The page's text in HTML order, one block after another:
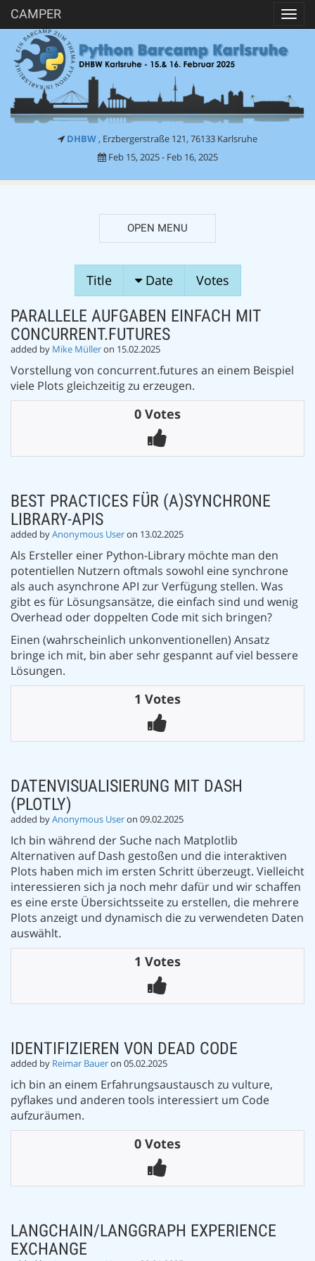
CAMPER
DHBW , Erzbergerstraße 121, 76133 Karlsruhe
Feb 15, 2025 - Feb 16, 2025
OPEN MENU
Title Date Votes
PARALLELE AUFGABEN EINFACH MIT
CONCURRENT.FUTURES
added by Mike Mülleron 15.02.2025
Vorstellung von concurrent.futures an einem Beispiel
viele Plots gleichzeitig zu erzeugen.
0 Votes
BEST PRACTICES FÜR (A)SYNCHRONE
LIBRARY-APIS
added byAnonymous Useron 13.02.2025
Als Ersteller einer Python-Library möchte man den
potentiellen Nutzern oftmals sowohl eine synchrone
als auch asynchrone API zur Verfügung stellen. Was
gibt es für Lösungsansätze, die einfach sind und wenig
Overhead oder doppelten Code mit sich bringen?
Einen (wahrscheinlich unkonventionellen) Ansatz
bringe ich mit, bin aber sehr gespannt auf viel bessere
Lösungen.
1 Votes
DATENVISUALISIERUNG MIT DASH
(PLOTLY)
added byAnonymous Useron 09.02.2025
Ich bin während der Suche nach Matplotlib
Alternativen auf Dash gestoßen und die interaktiven
Plots haben mich im ersten Schritt überzeugt. Vielleicht
interessieren sich ja noch mehr dafür und wir schaffen
es eine erste Übersichtsseite zu erstellen, die mehrere
Plots anzeigt und dynamisch die zu verwendeten Daten
auswählt.
1 Votes
IDENTIFIZIEREN VON DEAD CODE
added by Reimar Baueron 05.02.2025
ich bin an einem Erfahrungsaustausch zu vulture,
pyflakes und anderen tools interessiert um Code
aufzuräumen.
0 Votes
LANGCHAIN/LANGGRAPH EXPERIENCE
EXCHANGE